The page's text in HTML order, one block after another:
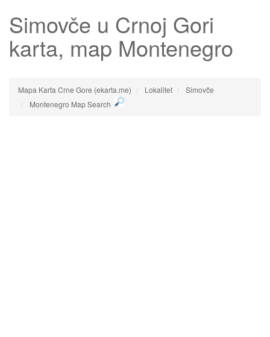
Simovče u Crnoj Gori
karta, map Montenegro
Mapa Karta Crne Gore (ekarta.me) Lokalitet
Simovče
Montenegro Map Search